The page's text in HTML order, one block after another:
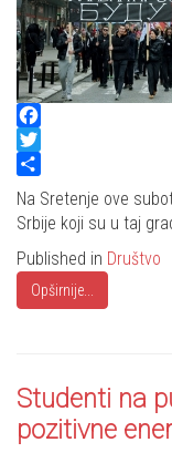
Facebook
Twitter
Share
Na Sretenje ove
Srbije koji su u taj
Published in Društvo
Opširnije...
Studenti na
pozitivne